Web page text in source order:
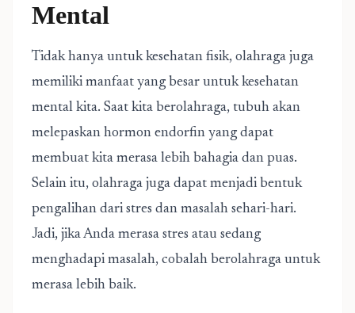
Mental
Tidak hanya untuk kesehatan fisik, olahraga juga
memiliki manfaat yang besar untuk kesehatan
mental kita. Saat kita berolahraga, tubuh akan
melepaskan hormon endorfin yang dapat
membuat kita merasa lebih bahagia dan puas.
Selain itu, olahraga juga dapat menjadi bentuk
pengalihan dari stres dan masalah sehari-hari.
Jadi, jika Anda merasa stres atau sedang
menghadapi masalah, cobalah berolahraga untuk
merasa lebih baik.